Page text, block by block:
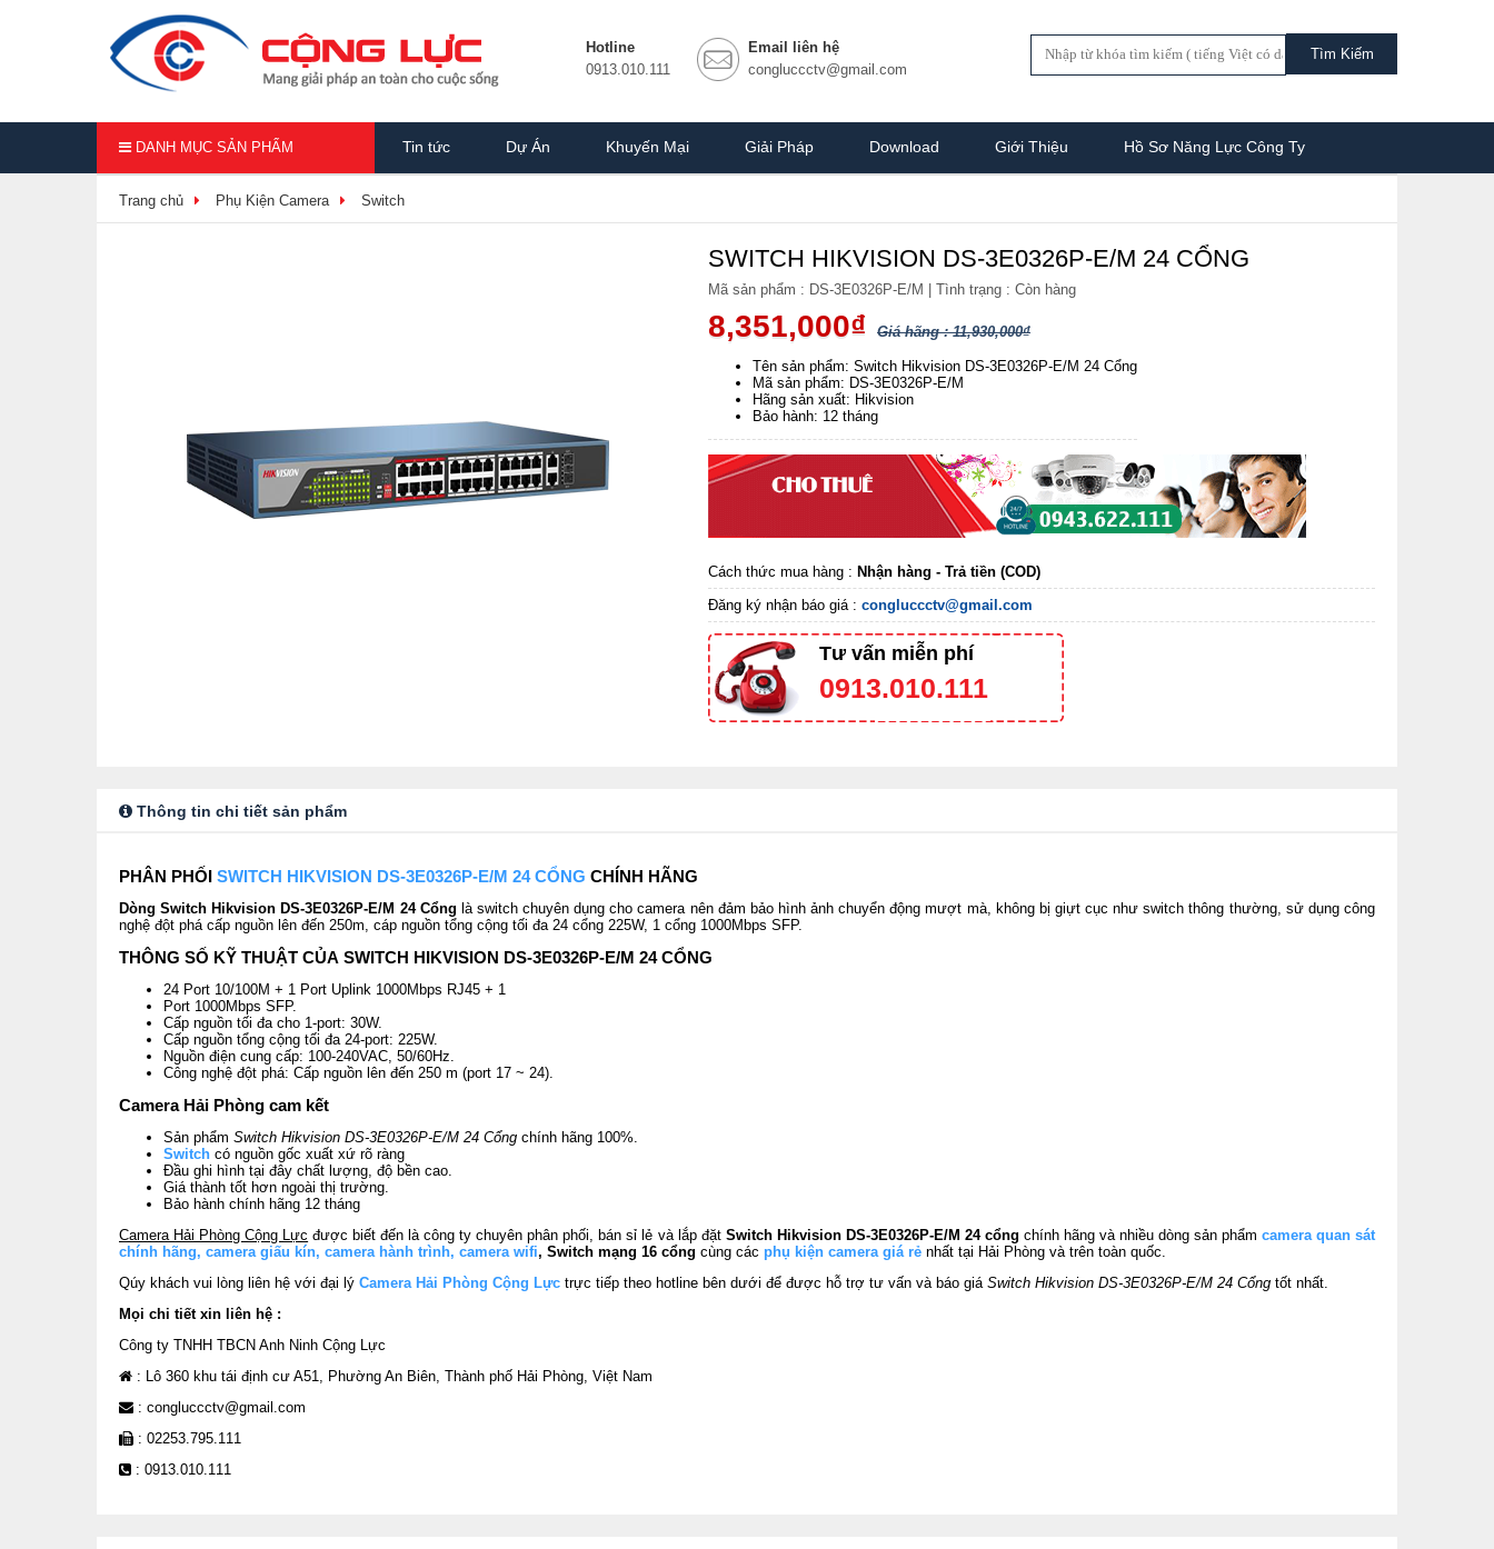
Hotline
0913.010.111
Email liên hệ
congluccctv@gmail.com
DANH MỤC SẢN PHẨM Tin tức Dự Án Khuyến Mại Giải Pháp Download Giới Thiệu Hồ Sơ Năng Lực Công Ty
Trang chủ Phụ Kiện Camera Switch
SWITCH HIKVISION DS-3E0326P-E/M 24 CỔNG
Mã sản phẩm : DS-3E0326P-E/M | Tình trạng : Còn hàng
8,351,000₫ Giá hãng : 11,930,000₫
Tên sản phẩm: Switch Hikvision DS-3E0326P-E/M 24 Cổng
Mã sản phẩm: DS-3E0326P-E/M
Hãng sản xuất: Hikvision
Bảo hành: 12 tháng
Cách thức mua hàng : Nhận hàng - Trả tiền (COD)
Đăng ký nhận báo giá : congluccctv@gmail.com
Tư vấn miễn phí
0913.010.111
Thông tin chi tiết sản phẩm
PHÂN PHỐI SWITCH HIKVISION DS-3E0326P-E/M 24 CỔNG CHÍNH HÃNG
Dòng Switch Hikvision DS-3E0326P-E/M 24 Cổng là switch chuyên dụng cho camera nên đảm bảo hình ảnh chuyển động mượt mà, không bị giựt cục như switch thông thường, sử dụng công
nghệ đột phá cấp nguồn lên đến 250m, cáp nguồn tổng cộng tối đa 24 cổng 225W, 1 cổng 1000Mbps SFP.
THÔNG SỐ KỸ THUẬT CỦA SWITCH HIKVISION DS-3E0326P-E/M 24 CỔNG
24 Port 10/100M + 1 Port Uplink 1000Mbps RJ45 + 1
Port 1000Mbps SFP.
Cấp nguồn tối đa cho 1-port: 30W.
Cấp nguồn tổng cộng tối đa 24-port: 225W.
Nguồn điện cung cấp: 100-240VAC, 50/60Hz.
Công nghệ đột phá: Cấp nguồn lên đến 250 m (port 17 ~ 24).
Camera Hải Phòng cam kết
Sản phẩm Switch Hikvision DS-3E0326P-E/M 24 Cổng chính hãng 100%.
Switch có nguồn gốc xuất xứ rõ ràng
Đầu ghi hình tại đây chất lượng, độ bền cao.
Giá thành tốt hơn ngoài thị trường.
Bảo hành chính hãng 12 tháng
Camera Hải Phòng Cộng Lực được biết đến là công ty chuyên phân phối, bán sỉ lẻ và lắp đặt Switch Hikvision DS-3E0326P-E/M 24 cổng chính hãng và nhiều dòng sản phẩm camera quan sát
chính hãng, camera giấu kín, camera hành trình, camera wifi, Switch mạng 16 cổng cùng các phụ kiện camera giá rẻ nhất tại Hải Phòng và trên toàn quốc.
Qúy khách vui lòng liên hệ với đại lý Camera Hải Phòng Cộng Lực trực tiếp theo hotline bên dưới để được hỗ trợ tư vấn và báo giá Switch Hikvision DS-3E0326P-E/M 24 Cổng tốt nhất.
Mọi chi tiết xin liên hệ :
Công ty TNHH TBCN Anh Ninh Cộng Lực
: Lô 360 khu tái định cư A51, Phường An Biên, Thành phố Hải Phòng, Việt Nam
: congluccctv@gmail.com
: 02253.795.111
: 0913.010.111